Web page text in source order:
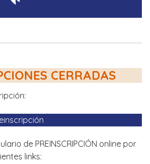
CERRADAS
de PREINSCRIPCIÓN online por
links: